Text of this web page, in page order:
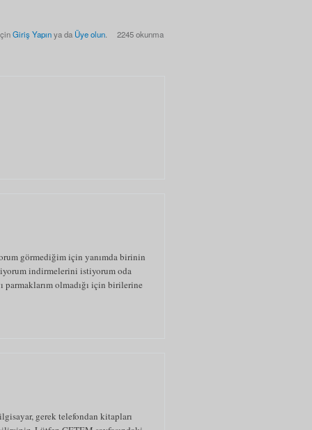
Giriş Yapınya da Üye olun. 2245 okunma
görmediğim için yanımda birinin
indirmelerini istiyorum oda
olmadığı için birilerine
gerek telefondan kitapları